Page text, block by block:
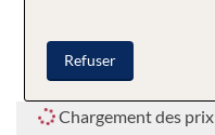
Chargement des prix
Refuser